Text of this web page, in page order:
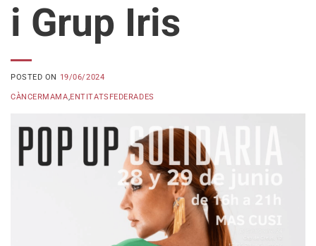
i Grup Iris
POSTED ON 19/06/2024
CÀNCERMAMA,ENTITATSFEDERADES